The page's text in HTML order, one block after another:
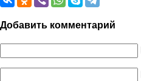
Добавить комментарий